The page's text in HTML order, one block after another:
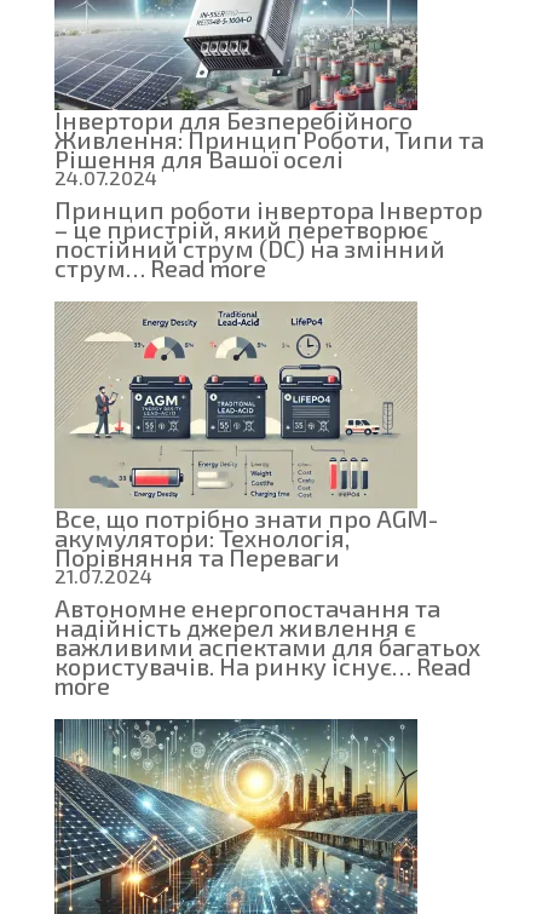
Інвертори для Безперебійного
Живлення: Принцип Роботи, Типи та
Рішення для Вашої оселі
24.07.2024
Принцип роботи інвертора Інвертор
– це пристрій, який перетворює
постійний струм (DC) на змінний
струм…Read more:
Інвертори
для
Безперебійного
Живлення:
Принцип
Роботи,
Типи
та
Рішення
для
Вашої
оселі
Все, що потрібно знати про AGM-
акумулятори: Технологія,
Порівняння та Переваги
21.07.2024
Автономне енергопостачання та
надійність джерел живлення є
важливими аспектами для багатьох
користувачів. На ринку існує… Read
more:
Все,
що
потрібно
знати
про
AGM-
акумулятори:
Технологія,
Порівняння
та
Переваги